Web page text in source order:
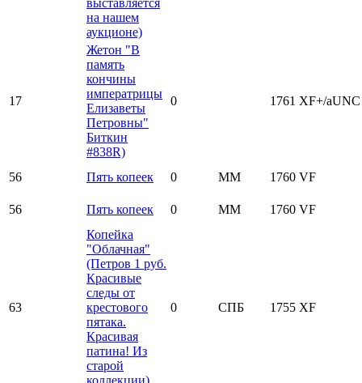
на нашем
аукционе)
17
Жетон "В
память
кончины
императрицы
Елизаветы
Петровны"
Биткин
#838R)
0 1761 XF+/aUNC
56 Пять копеек 0 ММ 1760 VF
56 Пять копеек 0 ММ 1760 VF
63
Копейка
"Облачная"
(Петров 1 руб.
Красивые
следы от
крестового
пятака.
Красивая
патина! Из
старой
коллекции)
0 СПБ 1755 XF